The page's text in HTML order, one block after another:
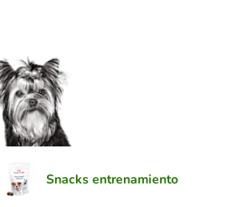
Snacks entrenamiento